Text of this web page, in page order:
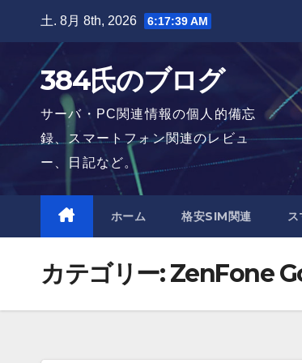
土. 8月 8th, 2026 6:17:40 AM
384氏のブログ
サーバ・PC関連情報の個人的備忘
録、スマートフォン関連のレビュ
ー、日記など。
ホーム 格安SIM関連
カテゴリー:ZenFone